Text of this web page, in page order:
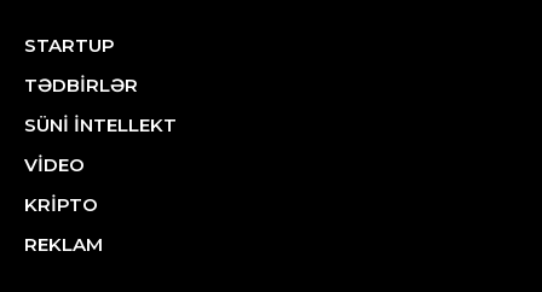
STARTUP
TƏDBİRLƏR
SÜNİ İNTELLEKT
VİDEO
KRİPTO
REKLAM